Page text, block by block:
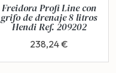
Freidora Profi Line con
grifo de drenaje 8 litros
Hendi Ref. 209202
238,24 €